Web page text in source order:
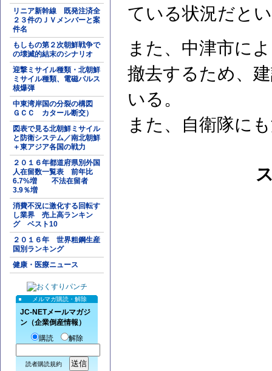
リニア新幹線 既発注済全
２３件のＪＶメンバーと案
件名
もしもの第２次朝鮮戦争で
の壊滅的結末のシナリオ
迎撃ミサイル種類・北朝鮮
ミサイル種類、電磁パルス
核爆弾
中東湾岸国の分裂の構図
ＧＣＣ カタール断交）
図表で見る北朝鮮ミサイル
と防衛システム／南北朝鮮
＋東アジア各国の戦力
２０１６年都道府県別外国
人在留数一覧表 前年比
6.7%増 不法在留者
3.9％増
消費不況に激化する回転す
し業界 売上高ランキン
グ ベスト10
２０１６年 世界粗鋼生産
国別ランキング
健康・医療ニュース
メルマガ購読・解除
JC-NETメールマガジ
ン（企業倒産情報）
購読
解除
読者購読規約
ている状況だと
また、中津市に
撤去するため、
いる。
また、自衛隊に